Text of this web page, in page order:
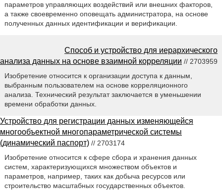
параметров управляющих воздействий или внешних факторов,
а также своевременно оповещать администратора, на основе
полученных данных идентификации и верификации.
Способ и устройство для иерархического
анализа данных на основе взаимной корреляции // 2703959
Изобретение относится к организации доступа к данным,
выбранным пользователем на основе корреляционного
анализа. Технический результат заключается в уменьшении
времени обработки данных.
Устройство для регистрации данных изменяющейся
многообъектной многопараметрической системы
(динамический паспорт) // 2703174
Изобретение относится к сфере сбора и хранения данных
систем, характеризующихся множеством объектов и
параметров, например, таких как добыча ресурсов или
строительство масштабных государственных объектов.